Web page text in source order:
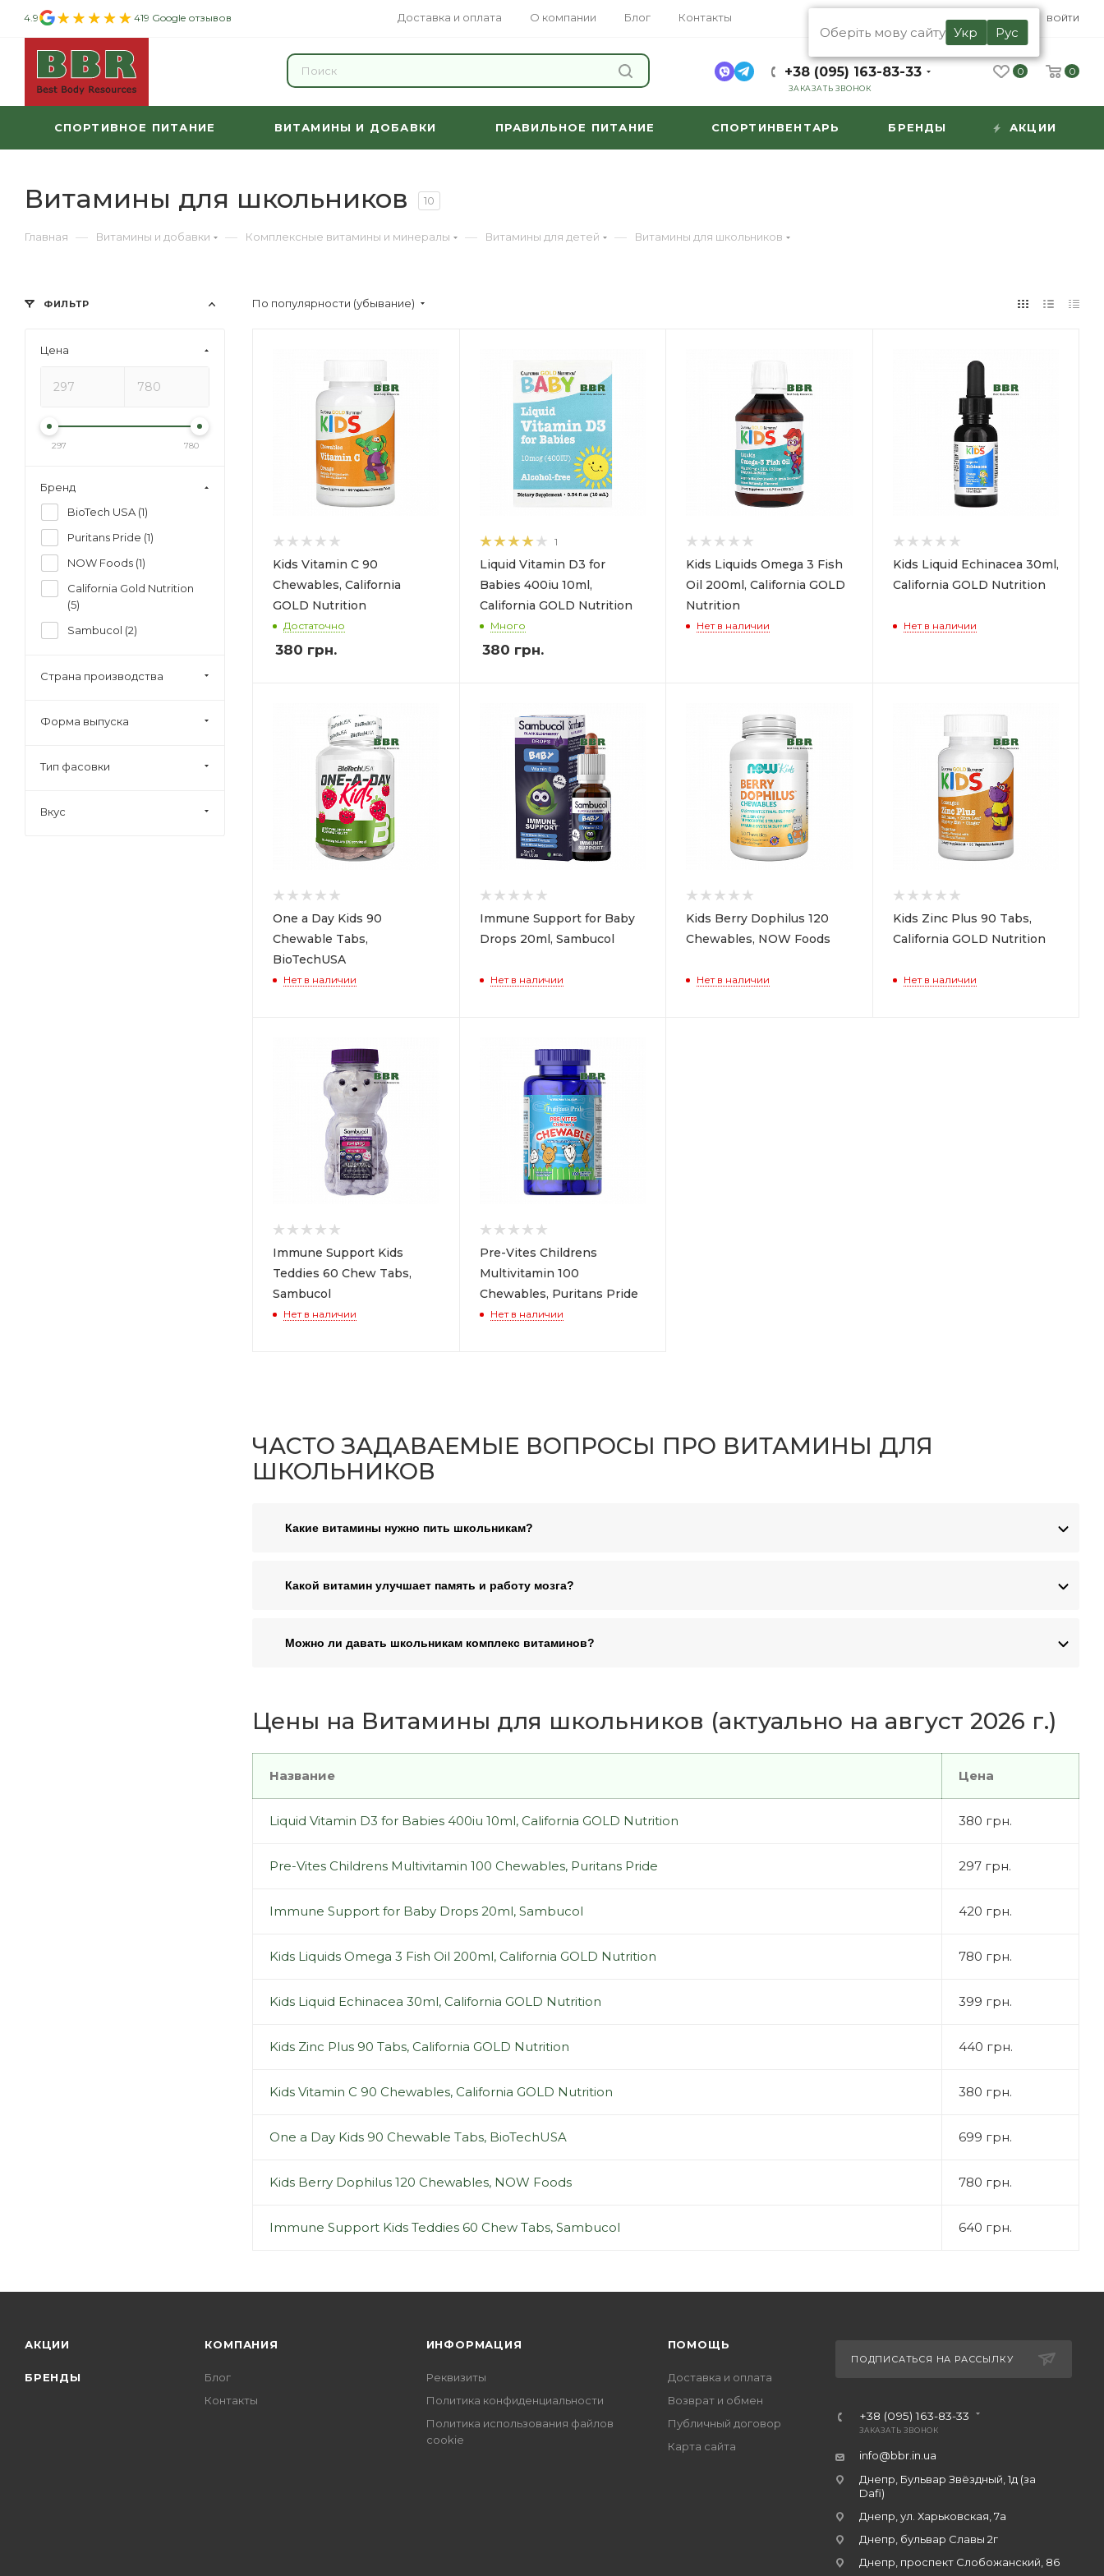
Доставка и оплата О компании Блог Контакты
4.9 419 Google отзывов RU
Оберіть мову сайту Укр Рус
ВОЙТИ
+38 (095) 163-83-33
ЗАКАЗАТЬ ЗВОНОК
0 0
СПОРТИВНОЕ ПИТАНИЕ ВИТАМИНЫ И ДОБАВКИ ПРАВИЛЬНОЕ ПИТАНИЕ СПОРТИНВЕНТАРЬ БРЕНДЫ АКЦИИ
Витамины для школьников 10
Главная — Витамины и добавки — Комплексные витамины и минералы — Витамины для детей — Витамины для школьников
По популярности (убывание)
Kids Vitamin C 90
Chewables, California
GOLD Nutrition
Достаточно
380 грн.
1
Liquid Vitamin D3 for
Babies 400iu 10ml,
California GOLD Nutrition
Много
380 грн.
Kids Liquids Omega 3 Fish
Oil 200ml, California GOLD
Nutrition
Нет в наличии
Kids Liquid Echinacea 30ml,
California GOLD Nutrition
Нет в наличии
One a Day Kids 90
Chewable Tabs,
BioTechUSA
Нет в наличии
Immune Support for Baby
Drops 20ml, Sambucol
Нет в наличии
Kids Berry Dophilus 120
Chewables, NOW Foods
Нет в наличии
Kids Zinc Plus 90 Tabs,
California GOLD Nutrition
Нет в наличии
Immune Support Kids
Teddies 60 Chew Tabs,
Sambucol
Нет в наличии
Pre-Vites Childrens
Multivitamin 100
Chewables, Puritans Pride
Нет в наличии
ЧАСТО ЗАДАВАЕМЫЕ ВОПРОСЫ ПРО ВИТАМИНЫ ДЛЯ
ШКОЛЬНИКОВ
Какие витамины нужно пить школьникам?
Какой витамин улучшает память и работу мозга?
Можно ли давать школьникам комплекс витаминов?
Цены на Витамины для школьников (актуально на август 2026 г.)
Название Цена
Liquid Vitamin D3 for Babies 400iu 10ml, California GOLD Nutrition 380 грн.
Pre-Vites Childrens Multivitamin 100 Chewables, Puritans Pride 297 грн.
Immune Support for Baby Drops 20ml, Sambucol 420 грн.
Kids Liquids Omega 3 Fish Oil 200ml, California GOLD Nutrition 780 грн.
Kids Liquid Echinacea 30ml, California GOLD Nutrition 399 грн.
Kids Zinc Plus 90 Tabs, California GOLD Nutrition 440 грн.
Kids Vitamin C 90 Chewables, California GOLD Nutrition 380 грн.
One a Day Kids 90 Chewable Tabs, BioTechUSA 699 грн.
Kids Berry Dophilus 120 Chewables, NOW Foods 780 грн.
Immune Support Kids Teddies 60 Chew Tabs, Sambucol 640 грн.
ФИЛЬТР
Цена
297 780
Бренд
BioTech USA (1)
Puritans Pride (1)
NOW Foods (1)
California Gold Nutrition
(5)
Sambucol (2)
Страна производства
Форма выпуска
Тип фасовки
Вкус
АКЦИИ
БРЕНДЫ
КОМПАНИЯ
Блог
Контакты
ИНФОРМАЦИЯ
Реквизиты
Политика конфиденциальности
Политика использования файлов
cookie
ПОМОЩЬ
Доставка и оплата
Возврат и обмен
Публичный договор
Карта сайта
ПОДПИСАТЬСЯ НА РАССЫЛКУ
+38 (095) 163-83-33
ЗАКАЗАТЬ ЗВОНОК
info@bbr.in.ua
Днепр, Бульвар Звёздный, 1д (за
Dafi)
Днепр, ул. Харьковская, 7а
Днепр, бульвар Славы 2г
Днепр, проспект Слобожанский, 86